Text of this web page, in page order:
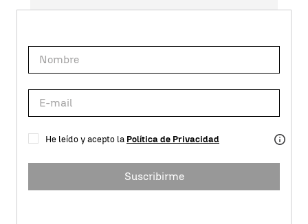
He leído y acepto la Política de Privacidad
Suscribirme